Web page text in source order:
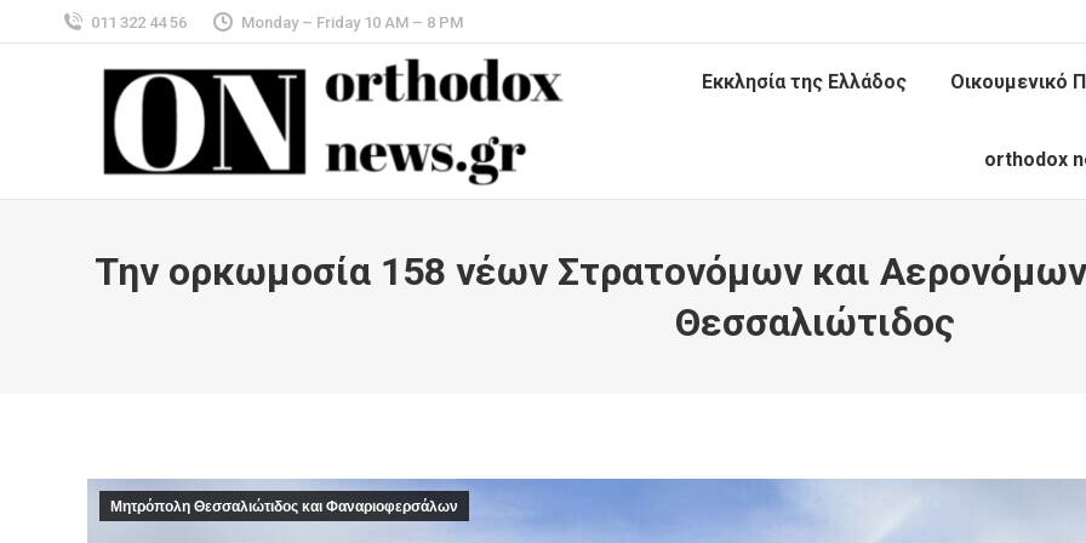
011 322 44 56 Monday – Friday 10 AM – 8 PM
Εκκλησία της Ελλάδος Οικουμενικό
orthodox
Την ορκωμοσία 158 νέων Στρατονόμων και
Θεσσαλιώτιδος
Μητρόπολη Θεσσαλιώτιδος και Φαναριοφερσάλων